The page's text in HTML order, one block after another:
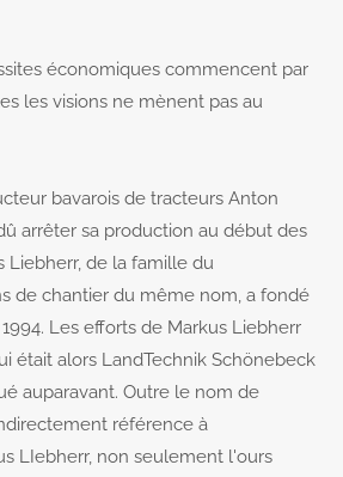
customers
Suite 600
94102
économiques commencent par
les visions ne mènent pas au
bavarois de tracteurs Anton
arrêter sa production au début des
Liebherr, de la famille du
de chantier du même nom, a fondé
Les efforts de Markus Liebherr
était alors LandTechnik Schönebeck
auparavant. Outre le nom de
référence à
LIebherr, non seulement l'ours